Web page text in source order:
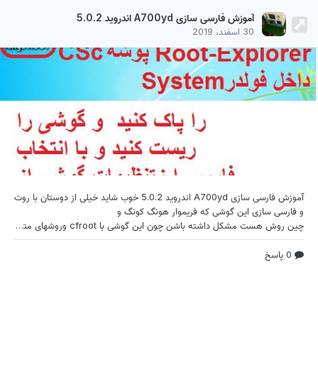
آموزش فارسی سازی A700yd اندروید 5.0.2
30 اسفند، 2019
آموزش فارسی سازی A700yd اندروید 5.0.2 خوب شاید
خیلی از دوستان با روت
و فارسی سازی این گوشی که فریموار هونگ کونگ و
چین روش هست مشکل داشته باشن چون این گوشی با cfroot وروشهای متداول روت . به راحتی روت نمیشه و روی آرم گیر میکنه و از طریق twrp و سوپر یوز هم قابل روت نیست و با ارورهای متنوع روبرو میشید خوب چاره کار کجاست . خوب فقط با این روش به راحتی گوشی را روت وفارسی دایمی کنید که با وایپ وفکتوری ریست از بین نره . ...... Root-Explorer-v3.1.3.apk